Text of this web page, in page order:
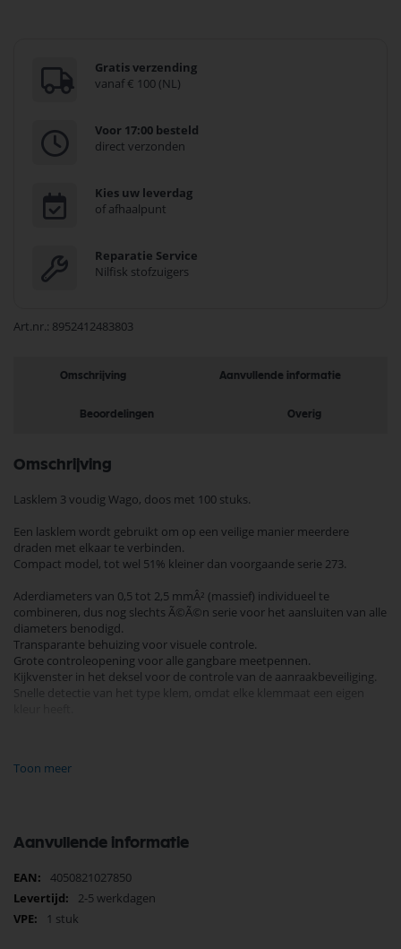
Gratis verzending
vanaf € 100 (NL)
Voor 17:00 besteld
direct verzonden
Kies uw leverdag
of afhaalpunt
Reparatie Service
Nilfisk stofzuigers
Art.nr. 8952412483803
Omschrijving Aanvullende informatie
Beoordelingen Overig
Omschrijving
Lasklem 3 voudig Wago, doos met 100 stuks.
Een lasklem wordt gebruikt om op een veilige manier meerdere
draden met elkaar te verbinden.
Compact model, tot wel 51% kleiner dan voorgaande serie 273.
Aderdiameters van 0,5 tot 2,5 mmÂ² (massief) individueel te
combineren, dus nog slechts Ã©Ã©n serie voor het aansluiten van alle
diameters benodigd.
Transparante behuizing voor visuele controle.
Grote controleopening voor alle gangbare meetpennen.
Kijkvenster in het deksel voor de controle van de aanraakbeveiliging.
Snelle detectie van het type klem, omdat elke klemmaat een eigen
Kleur: Transparant oranje
Afmetingen: 16,7 Ã— 14 Ã— 5,8 mm
Toon meer
Aanvullende informatie
Meer
informatie
4050821027850
2-5 werkdagen
1 stuk